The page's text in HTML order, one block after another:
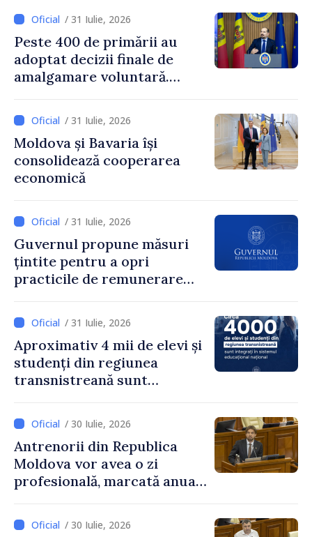
și însărcinatul cu afaceri al
SUA, Nick Pietrowicz
/ 31 Iulie, 2026
Peste 400 de primării au
adoptat decizii finale de
amalgamare voluntară.
Guvernului, Alexei Buzu:
„85,5% dintre primării au
inițiat procesul. Le
mulțumim aleșilor locali
pentru că au pus pe primul
dezvoltar
/ 31 Iulie, 2026
Moldova și Bavaria își
consolidează cooperarea
economică
/ 31 Iulie, 2026
Guvernul propune măsuri
țintite pentru a opri
practicile de remunerare
/ 31 Iulie, 2026
Aproximativ 4 mii de elevi și
studenți din regiunea
transnistreană sunt
educațional național
/ 30 Iulie, 2026
Antrenorii din Republica
Moldova vor avea o zi
profesională, marcată anual
/ 30 Iulie, 2026